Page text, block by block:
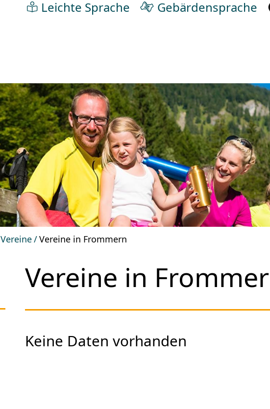
Leichte Sprache Gebärdensprache
Vereine Vereine in Frommern
Vereine in
Keine Daten vorhanden